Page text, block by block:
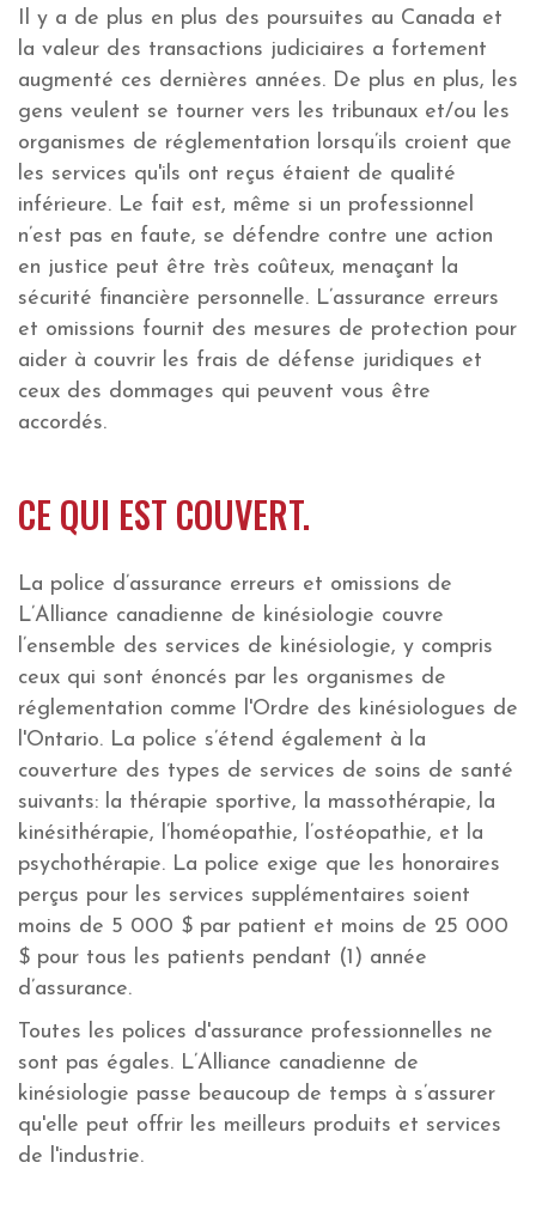
Il y a de plus en plus des poursuites au Canada et
la valeur des transactions judiciaires a fortement
augmenté ces dernières années. De plus en plus, les
gens veulent se tourner vers les tribunaux et/ou les
organismes de réglementation lorsqu’ils croient que
les services qu'ils ont reçus étaient de qualité
inférieure. Le fait est, même si un professionnel
n’est pas en faute, se défendre contre une action
en justice peut être très coûteux, menaçant la
sécurité financière personnelle. L’assurance erreurs
et omissions fournit des mesures de protection pour
aider à couvrir les frais de défense juridiques et
ceux des dommages qui peuvent vous être
accordés.
CE QUI EST COUVERT.
La police d’assurance erreurs et omissions de
L’Alliance canadienne de kinésiologie couvre
l’ensemble des services de kinésiologie, y compris
ceux qui sont énoncés par les organismes de
réglementation comme l'Ordre des kinésiologues de
l'Ontario. La police s’étend également à la
couverture des types de services de soins de santé
suivants: la thérapie sportive, la massothérapie, la
kinésithérapie, l’homéopathie, l’ostéopathie, et la
psychothérapie. La police exige que les honoraires
perçus pour les services supplémentaires soient
moins de 5 000 $ par patient et moins de 25 000
$ pour tous les patients pendant (1) année
d’assurance.
Toutes les polices d'assurance professionnelles ne
sont pas égales. L’Alliance canadienne de
kinésiologie passe beaucoup de temps à s’assurer
qu'elle peut offrir les meilleurs produits et services
de l'industrie.